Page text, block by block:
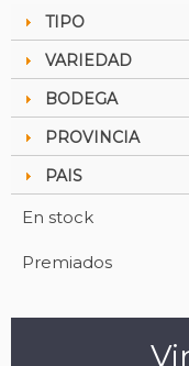
TIPO
VARIEDAD
BODEGA
PROVINCIA
PAIS
En stock
Premiados